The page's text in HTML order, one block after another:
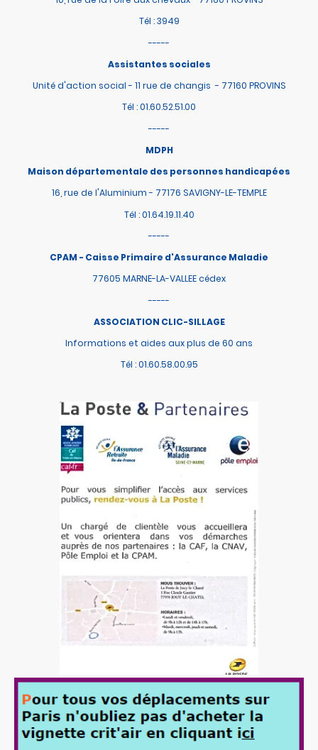
Tél : 3949
-----
Assistantes sociales
Unité d'action social - 11 rue de changis - 77160 PROVINS
Tél : 01.60.52.51.00
-----
MDPH
Maison départementale des personnes handicapées
16, rue de l'Aluminium - 77176 SAVIGNY-LE-TEMPLE
Tél : 01.64.19.11.40
-----
CPAM - Caisse Primaire d'Assurance Maladie
77605 MARNE-LA-VALLEE cédex
-----
ASSOCIATION CLIC-SILLAGE
Informations et aides aux plus de 60 ans
Tél : 01.60.58.00.95